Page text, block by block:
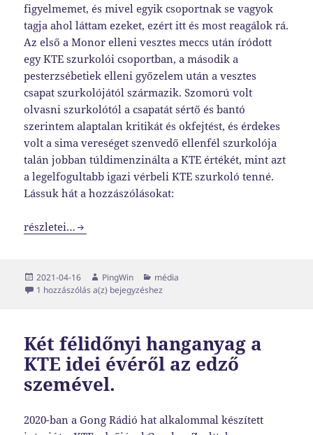
figyelmemet, és mivel egyik csoportnak se vagyok
tagja ahol láttam ezeket, ezért itt és most reagálok rá.
Az első a Monor elleni vesztes meccs után íródott
egy KTE szurkolói csoportban, a második a
pesterzsébetiek elleni győzelem után a vesztes
csapat szurkolójától származik. Szomorú volt
olvasni szurkolótól a csapatát sértő és bantó
szerintem alaptalan kritikát és okfejtést, és érdekes
volt a sima vereséget szenvedő ellenfél szurkolója
talán jobban túldimenzinálta a KTE értékét, mint azt
a legelfogultabb igazi vérbeli KTE szurkoló tenné.
Lássuk hát a hozzászólásokat:
Sajtószemle
részletei…
Közzétéve
2021-04-16 Szerző
PingWin Kategória
média
1 hozzászólás a(z) Sajtószemle
bejegyzéshez
Két félidőnyi hanganyag a
KTE idei évéről az edző
szemével.
2020-ban a Gong Rádió hat alkalommal készített